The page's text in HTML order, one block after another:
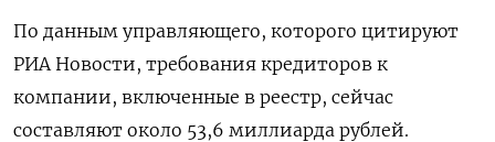
По данным управляющего, которого цитируют
РИА Новости, требования кредиторов к
компании, включенные в реестр, сейчас
составляют около 53,6 миллиарда рублей.